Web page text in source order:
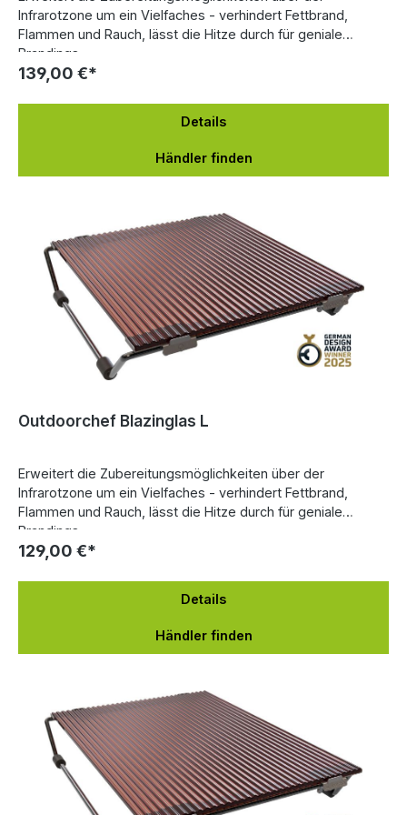
Infrarotzone um ein Vielfaches - verhindert Fettbrand,
Flammen und Rauch, lässt die Hitze durch für geniale
Brandings.
139,00 €*
Details
Händler finden
Outdoorchef Blazinglas L
Erweitert die Zubereitungsmöglichkeiten über der
Infrarotzone um ein Vielfaches - verhindert Fettbrand,
Flammen und Rauch, lässt die Hitze durch für geniale
Brandings.
129,00 €*
Details
Händler finden